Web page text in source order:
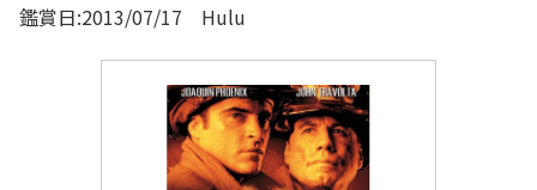
鑑賞日:2013/07/17 Hulu